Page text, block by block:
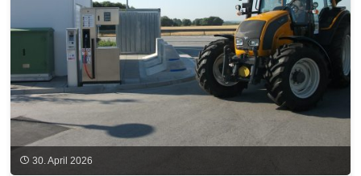
Stimmung
schwächt
sich
30. April 2026